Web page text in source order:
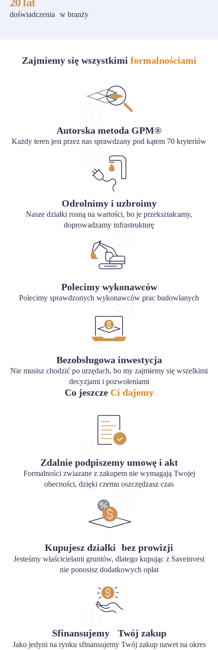
doświadczenia w branży
Zajmiemy się wszystkimi formalnościami
Autorska metoda GPM®
Każdy teren jest przez nas sprawdzany pod kątem 70 kryteriów
Odrolnimy i uzbroimy
Nasze działki rosną na wartości, bo je przekształcamy,
doprowadzamy infrastrukturę
Polecimy wykonawców
Polecimy sprawdzonych wykonawców prac budowlanych
Bezobsługowa inwestycja
Nie musisz chodzić po urzędach, bo my zajmiemy się wszelkimi
decyzjami i pozwoleniami
Co jeszcze Ci dajemy
Zdalnie podpiszemy umowę i akt
Formalności zwiazane z zakupem nie wymagają Twojej
obecności, dzięki czemu oszczędzasz czas
Kupujesz działki bez prowizji
Jesteśmy właścicielami gruntów, dlatego kupując z Saveinvest
nie ponosisz dodatkowych opłat
Sfinansujemy Twój zakup
Jako jedyni na rynku sfinansujemy Twój zakup nawet na okres